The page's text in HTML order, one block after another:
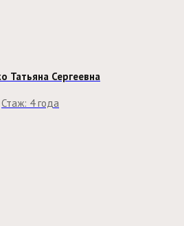
Татьяна Сергеевна
Стаж: 4 года